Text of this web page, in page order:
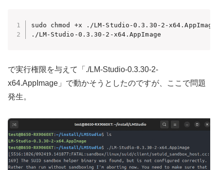
sudo chmod +x ./LM-Studio-0.3.30-2-x64.AppImage
./LM-Studio-0.3.30-2-x64.AppImage
で実行権限を与えて「./LM-Studio-0.3.30-2-
x64.AppImage」で動かそうとしたのですが、ここで問題
発生。